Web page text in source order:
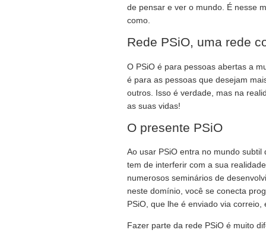
de pensar e ver o mundo. É nesse
como.
Rede PSiO, uma rede
O PSiO é para pessoas abertas a
é para as pessoas que desejam
outros. Isso é verdade, mas na
as suas vidas!
O presente PSiO
Ao usar PSiO entra no mundo
tem de interferir com a sua
numerosos seminários de
neste domínio, você se conecta
PSiO, que lhe é enviado via
Fazer parte da rede PSiO é muito